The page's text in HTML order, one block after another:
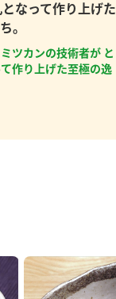
なって作り上げた
。
ツカンの技術者が と
作り上げた至極の逸